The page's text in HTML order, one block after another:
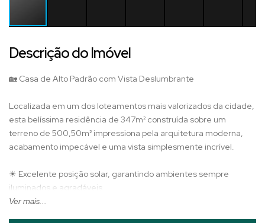
Descrição do Imóvel
🏡 Casa de Alto Padrão com Vista Deslumbrante
Localizada em um dos loteamentos mais valorizados da cidade,
esta belíssima residência de 347m² construída sobre um
terreno de 500,50m² impressiona pela arquitetura moderna,
acabamento impecável e uma vista simplesmente incrível.
☀ Excelente posição solar, garantindo ambientes sempre
iluminados e agradáveis.
🌄 Vista panorâmica que valoriza cada detalhe e proporciona
Ver mais...